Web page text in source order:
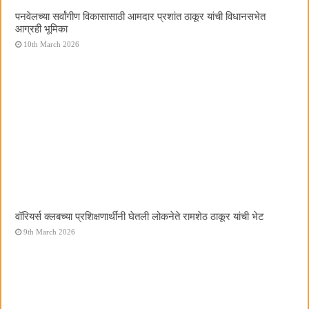
पनवेलच्या सर्वांगीण विकासासाठी आमदार प्रशांत ठाकूर यांची विधानसभेत
आग्रही भूमिका
10th March 2026
वॉरियर्स क्लबच्या प्रशिक्षणार्थींनी घेतली लोकनेते रामशेठ ठाकूर यांची भेट
9th March 2026